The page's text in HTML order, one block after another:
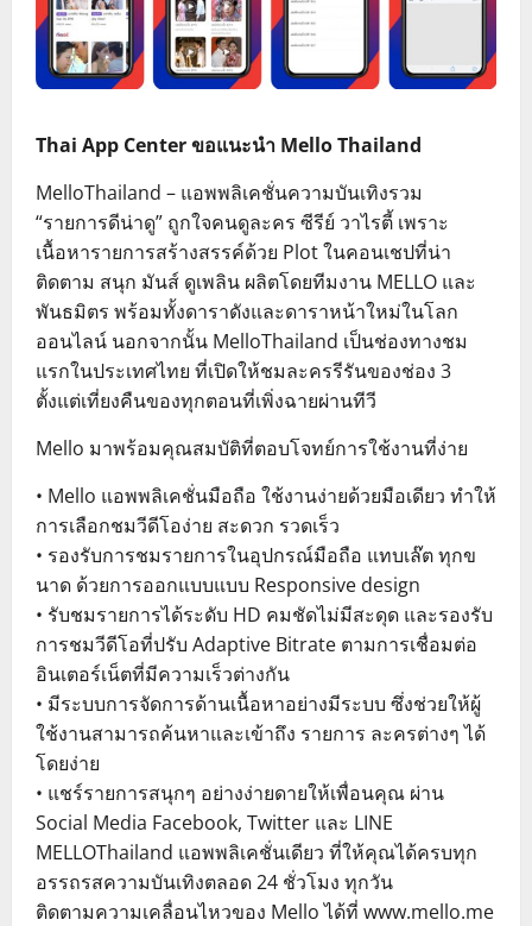
Thai App Center ขอแนะนำ Mello Thailand
MelloThailand – แอพพลิเคชั่นความบันเทิงรวม
“รายการดีน่าดู” ถูกใจคนดูละคร ซีรีย์ วาไรตี้ เพราะ
เนื้อหารายการสร้างสรรค์ด้วย Plot ในคอนเชปที่น่า
ติดตาม สนุก มันส์ ดูเพลิน ผลิตโดยทีมงาน MELLO และ
พันธมิตร พร้อมทั้งดาราดังและดาราหน้าใหม่ในโลก
ออนไลน์ นอกจากนั้น MelloThailand เป็นช่องทางชม
แรกในประเทศไทย ที่เปิดให้ชมละครรีรันของช่อง 3
ตั้งแต่เที่ยงคืนของทุกตอนที่เพิ่งฉายผ่านทีวี
Mello มาพร้อมคุณสมบัติที่ตอบโจทย์การใช้งานที่ง่าย
• Mello แอพพลิเคชั่นมือถือ ใช้งานง่ายด้วยมือเดียว ทำให้
การเลือกชมวีดีโอง่าย สะดวก รวดเร็ว
• รองรับการชมรายการในอุปกรณ์มือถือ แทบเล๊ต ทุกข
นาด ด้วยการออกแบบแบบ Responsive design
• รับชมรายการได้ระดับ HD คมชัดไม่มีสะดุด และรองรับ
การชมวีดีโอที่ปรับ Adaptive Bitrate ตามการเชื่อมต่อ
อินเตอร์เน็ตที่มีความเร็วต่างกัน
• มีระบบการจัดการด้านเนื้อหาอย่างมีระบบ ซึ่งช่วยให้ผู้
ใช้งานสามารถค้นหาและเข้าถึง รายการ ละครต่างๆ ได้
โดยง่าย
• แชร์รายการสนุกๆ อย่างง่ายดายให้เพื่อนคุณ ผ่าน
Social Media Facebook, Twitter และ LINE
MELLOThailand แอพพลิเคชั่นเดียว ที่ให้คุณได้ครบทุก
อรรถรสความบันเทิงตลอด 24 ชั่วโมง ทุกวัน
ติดตามความเคลื่อนไหวของ Mello ได้ที่ www.mello.me